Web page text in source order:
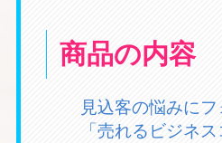
商品の内容
見込客の悩みに
「売れるビジネ